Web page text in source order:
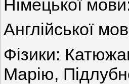
Німецької
Англійської
Фізики:
Марію,